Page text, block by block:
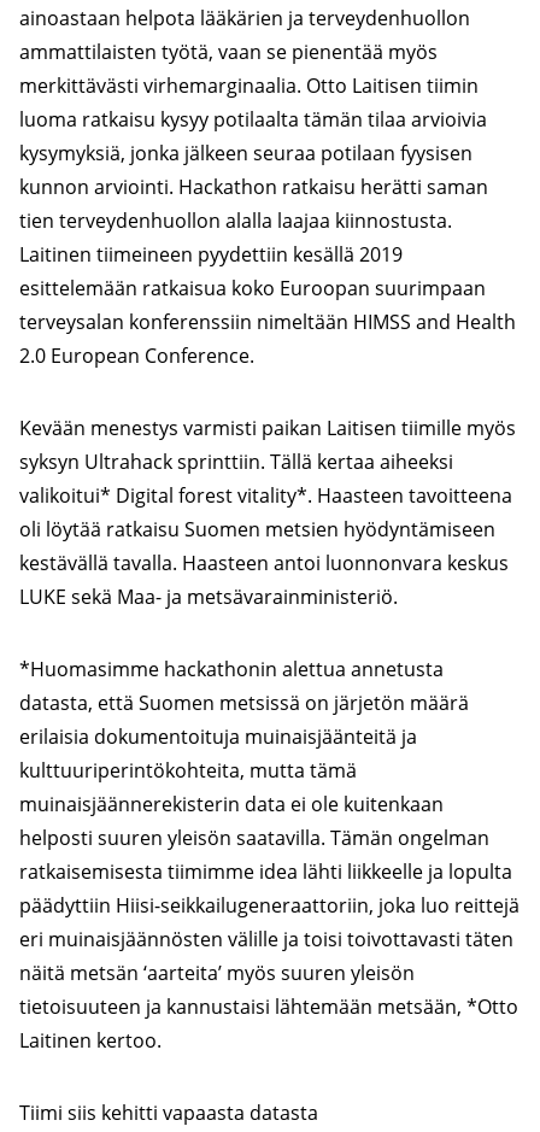
ainoastaan helpota lääkärien ja terveydenhuollon
ammattilaisten työtä, vaan se pienentää myös
merkittävästi virhemarginaalia. Otto Laitisen tiimin
luoma ratkaisu kysyy potilaalta tämän tilaa arvioivia
kysymyksiä, jonka jälkeen seuraa potilaan fyysisen
kunnon arviointi. Hackathon ratkaisu herätti saman
tien terveydenhuollon alalla laajaa kiinnostusta.
Laitinen tiimeineen pyydettiin kesällä 2019
esittelemään ratkaisua koko Euroopan suurimpaan
terveysalan konferenssiin nimeltään HIMSS and Health
2.0 European Conference.
Kevään menestys varmisti paikan Laitisen tiimille myös
syksyn Ultrahack sprinttiin. Tällä kertaa aiheeksi
valikoitui* Digital forest vitality*. Haasteen tavoitteena
oli löytää ratkaisu Suomen metsien hyödyntämiseen
kestävällä tavalla. Haasteen antoi luonnonvara keskus
LUKE sekä Maa- ja metsävarainministeriö.
*Huomasimme hackathonin alettua annetusta
datasta, että Suomen metsissä on järjetön määrä
erilaisia dokumentoituja muinaisjäänteitä ja
kulttuuriperintökohteita, mutta tämä
muinaisjäännerekisterin data ei ole kuitenkaan
helposti suuren yleisön saatavilla. Tämän ongelman
ratkaisemisesta tiimimme idea lähti liikkeelle ja lopulta
päädyttiin Hiisi-seikkailugeneraattoriin, joka luo reittejä
eri muinaisjäännösten välille ja toisi toivottavasti täten
näitä metsän ‘aarteita’ myös suuren yleisön
tietoisuuteen ja kannustaisi lähtemään metsään, *Otto
Laitinen kertoo.
Tiimi siis kehitti vapaasta datasta